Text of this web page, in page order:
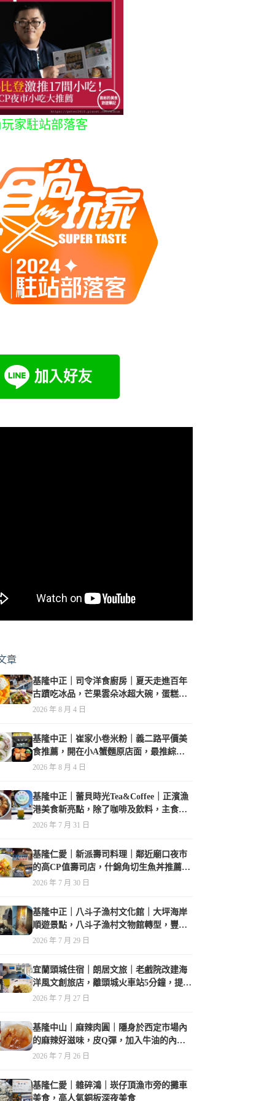
家駐站部落客
章
基隆中正｜司令洋食廚房｜夏天走進百年
古蹟吃冰品，芒果雲朵冰超大碗，蛋糕、
甜點及炸物都在水準之上
2026 年 8 月 4 日
基隆中正｜崔家小卷米粉｜義二路平價美
食推薦，開在小A蟹麵原店面，最推綜合
海鮮麵
2026 年 8 月 4 日
基隆中正｜蕾貝時光Tea&Coffee｜正濱漁
港美食新亮點，除了咖啡及飲料，主食也
很有特色
2026 年 7 月 31 日
基隆仁愛｜新派壽司料理｜鄰近廟口夜市
的高CP值壽司店，什錦角切生魚丼推薦必
點
2026 年 7 月 30 日
基隆中正｜八斗子漁村文化館｜大坪海岸
順遊景點，八斗子漁村文物館轉型，豐富
的漁業文物，值得走訪
2026 年 7 月 29 日
宜蘭頭城住宿｜朗居文旅｜老戲院改建海
洋風文創旅店，離頭城火車站5分鐘，提供
免費夜間宵夜，親子遊戲空間
2026 年 7 月 27 日
基隆中山｜麻辣肉圓｜隱身於西定市場內
的麻辣好滋味，皮Q彈，加入牛油的內餡
香氣誘人
2026 年 7 月 26 日
基隆仁愛｜雜碎鴻｜崁仔頂漁市旁的攤車
美食，高人氣銅板深夜美食